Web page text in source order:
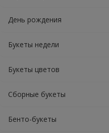
День рождения
Букеты недели
Букеты цветов
Сборные букеты
Бенто-букеты